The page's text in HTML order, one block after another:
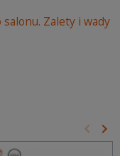
Zalety i wady
keyboard_arrow_left keyboard_arrow_right